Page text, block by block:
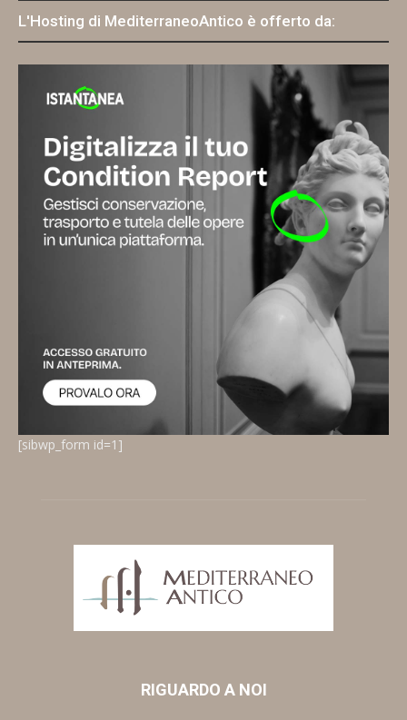
L'Hosting di MediterraneoAntico è offerto da:
[sibwp_form id=1]
RIGUARDO A NOI